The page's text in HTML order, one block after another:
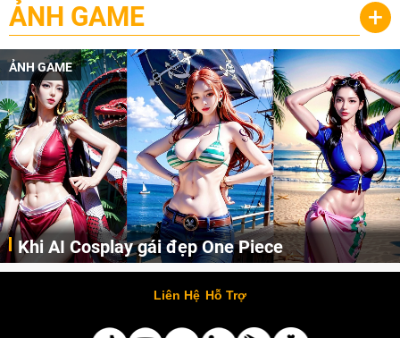
ẢNH GAME +
ẢNH GAME
Khi AI Cosplay gái đẹp One Piece
Những cô nàng nóng bỏng Boa Hancock, Nico Robin, Nami, Yamato hay Perona được AI vẽ lại dưới hình thức Cosplay cực kỳ chuẩn chỉnh.
Liên Hệ Hỗ Trợ